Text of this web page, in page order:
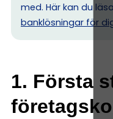
med. Här kan du
banklösningar för
1. Första